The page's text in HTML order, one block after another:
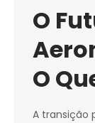
O
O
A transição